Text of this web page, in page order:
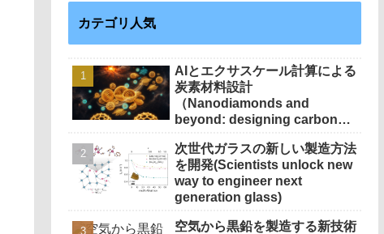
カテゴリ人気
AIとエクサスケール計算による
炭素材料設計
（Nanodiamonds and
beyond: designing carbon
intelligence at exascale）
次世代ガラスの新しい製造方法
を開発(Scientists unlock new
way to engineer next
generation glass)
空気から黒鉛を製造する新技術